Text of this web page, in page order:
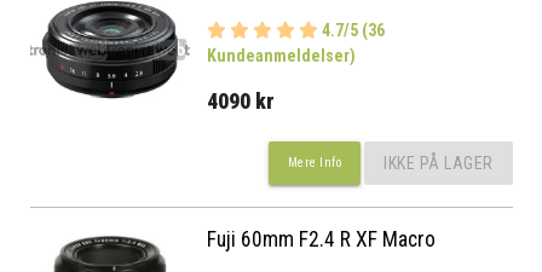
4.7/5 (36
Kundeanmeldelser)
4090 kr
Mere Info IKKE PÅ LAGER
Fuji 60mm F2.4 R XF Macro